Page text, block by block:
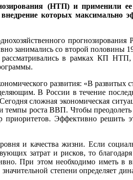
(НТП) и применили
которых максимально
занимались со второй половины
в рамках КП
развития: «В развитых
В России в течение
сложная экономическая
роста ВВП. Чтобы
Эффективно решить
и качества жизни. Если
затрат и рисков, то
При этом необходимо иметь
степени определяет